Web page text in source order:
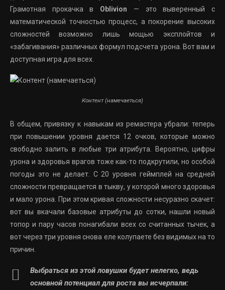
Грамотная прокачка в Oblivion — это выверенный с
математической точностью процесс, а покорение высоких
сложностей возможно лишь мощью эксплойтов и
«забагивания» различных формул подсчета урона. Вот вам и
доступная игра для всех.
Контент (намечаеться)
В общем, привязку к навыкам из ремастера убрали: теперь
при повышении уровня дается 12 очков, которые можно
свободно залить в любые три атрибута. Вероятно, цифры
урона и здоровья врагов тоже как-то подкрутили, но особой
погоды это не делает. С 20 уровня геймплей на средней
сложности превращается в тыкву, у которой много здоровья
и мало урона. При этом кривая сложности несуразно скачет:
вот вы вкачали базовые атрибуты до сотки, нашли новый
топор и пару часов понагибали всех со считанных тычек, а
вот через три уровня снова еле колупаете без видимых на то
причин.
Выбраться из этой ловушки будет нелегко, ведь
основной потенциал для роста вы исчерпали: